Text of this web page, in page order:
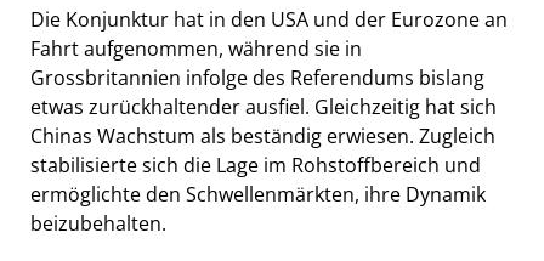
Die Konjunktur hat in den USA und der Eurozone an
Fahrt aufgenommen, während sie in
Grossbritannien infolge des Referendums bislang
etwas zurückhaltender ausfiel. Gleichzeitig hat sich
Chinas Wachstum als beständig erwiesen. Zugleich
stabilisierte sich die Lage im Rohstoffbereich und
ermöglichte den Schwellenmärkten, ihre Dynamik
beizubehalten.